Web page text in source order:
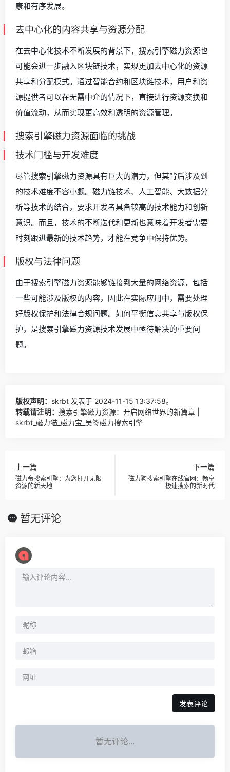
康和有序发展。
去中心化的内容共享与资源分配
在去中心化技术不断发展的背景下，搜索引擎磁力资源也
可能会进一步融入区块链技术，实现更加去中心化的资源
共享和分配模式。通过智能合约和区块链技术，用户和资
源提供者可以在无需中介的情况下，直接进行资源交换和
价值流动，从而实现更高效和透明的资源管理。
搜索引擎磁力资源面临的挑战
技术门槛与开发难度
尽管搜索引擎磁力资源具有巨大的潜力，但其背后涉及到
的技术难度不容小觑。磁力链技术、人工智能、大数据分
析等技术的结合，要求开发者具备较高的技术能力和创新
意识。而且，技术的不断迭代和更新也意味着开发者需要
时刻跟进最新的技术趋势，才能在竞争中保持优势。
版权与法律问题
由于搜索引擎磁力资源能够链接到大量的网络资源，包括
一些可能涉及版权的内容，因此在实际应用中，需要处理
好版权保护和法律合规问题。如何平衡信息共享与版权保
护，是搜索引擎磁力资源技术发展中亟待解决的重要问
题。
版权声明： skrbt 发表于 2024-11-15 13:37:58。
转载请注明： 搜索引擎磁力资源：开启网络世界的新篇章 |
skrbt_磁力猫_磁力宝_吴签磁力搜索引擎
上一篇
磁力帝搜索引擎：为您打开无限
资源的新天地
下一篇
磁力狗搜索引擎在线官网：畅享
极速搜索的新时代
暂无评论
暂无评论...